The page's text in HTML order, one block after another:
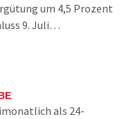
um 4,5 Prozent
9. Juli…
als 24-